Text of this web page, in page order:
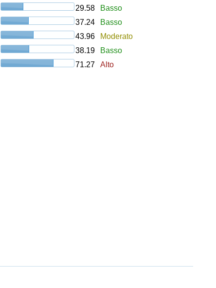
29.58
Basso
37.24
Basso
43.96
Moderato
38.19
Basso
71.27 Alto